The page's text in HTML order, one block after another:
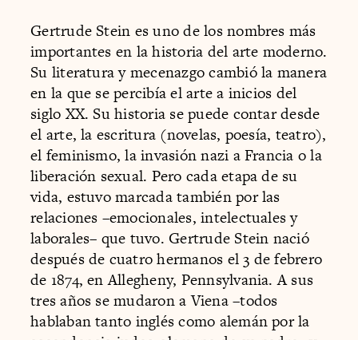
Gertrude Stein es uno de los nombres más
importantes en la historia del arte moderno.
Su literatura y mecenazgo cambió la manera
en la que se percibía el arte a inicios del
siglo XX. Su historia se puede contar desde
el arte, la escritura (novelas, poesía, teatro),
el feminismo, la invasión nazi a Francia o la
liberación sexual. Pero cada etapa de su
vida, estuvo marcada también por las
relaciones –emocionales, intelectuales y
laborales– que tuvo. Gertrude Stein nació
después de cuatro hermanos el 3 de febrero
de 1874, en Allegheny, Pennsylvania. A sus
tres años se mudaron a Viena –todos
hablaban tanto inglés como alemán por la